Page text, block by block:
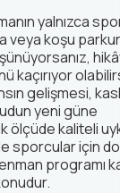
yalnızca
veya koşu
kaçırıyor
gelişmesi,
yeni güne
ölçüde kaliteli
sporcular için
programı